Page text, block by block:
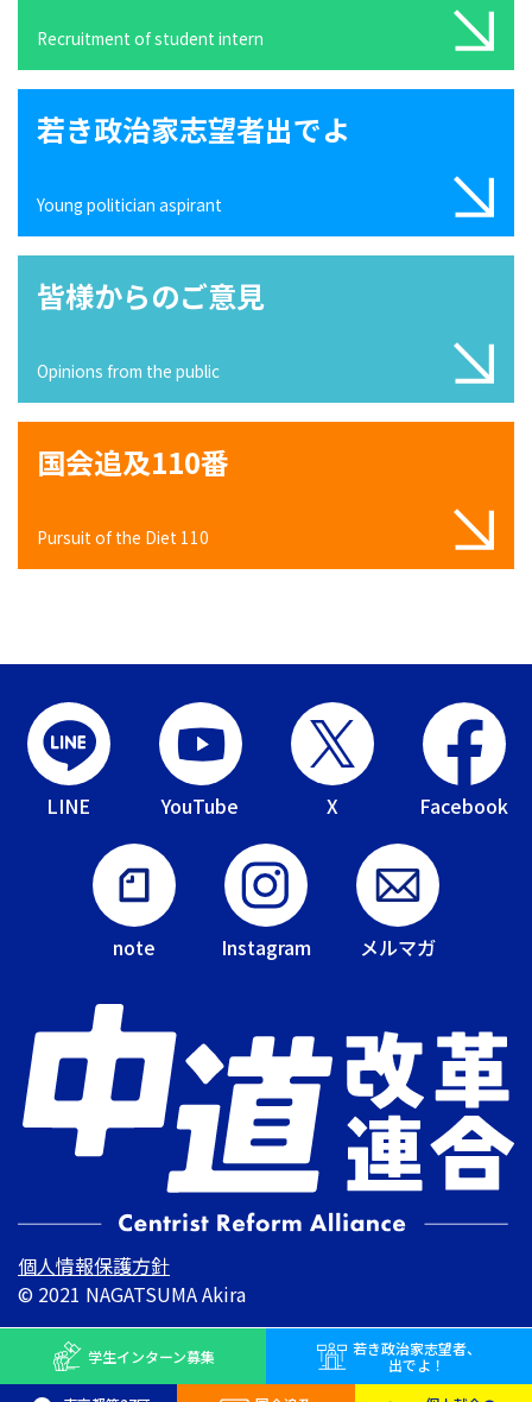
Recruitment of student intern
若き政治家志望者出でよ
Young politician aspirant
皆様からのご意見
Opinions from the public
国会追及110番
Pursuit of the Diet 110
LINE YouTube X Facebook
note Instagram メルマガ
個人情報保護方針
© 2021 NAGATSUMA Akira
学生インターン募集 若き政治家志望者、
出でよ！